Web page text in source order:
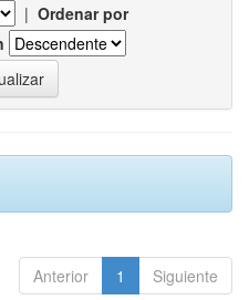
| Ordenar por
Anterior 1 Siguiente